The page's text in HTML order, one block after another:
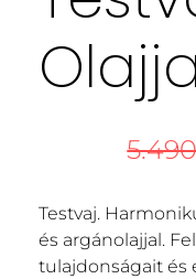
Testvaj.
és argánolajjal.
tulajdonságait és